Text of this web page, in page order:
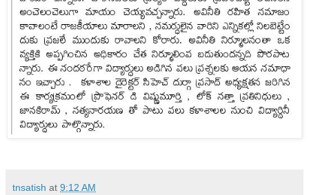
tnsatish at 9:12 AM